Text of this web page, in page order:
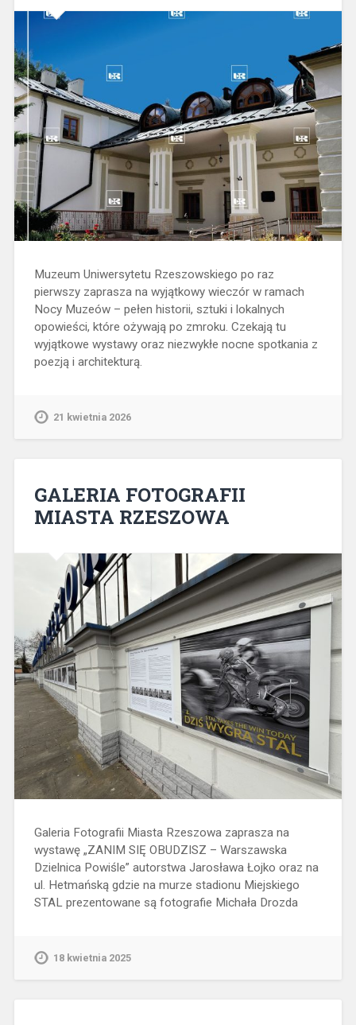
Muzeum Uniwersytetu Rzeszowskiego po raz
pierwszy zaprasza na wyjątkowy wieczór w ramach
Nocy Muzeów – pełen historii, sztuki i lokalnych
opowieści, które ożywają po zmroku. Czekają tu
wyjątkowe wystawy oraz niezwykłe nocne spotkania z
poezją i architekturą.
21 kwietnia 2026
GALERIA FOTOGRAFII
MIASTA RZESZOWA
Galeria Fotografii Miasta Rzeszowa zaprasza na
wystawę „ZANIM SIĘ OBUDZISZ – Warszawska
Dzielnica Powiśle” autorstwa Jarosława Łojko oraz na
ul. Hetmańską gdzie na murze stadionu Miejskiego
STAL prezentowane są fotografie Michała Drozda
18 kwietnia 2025